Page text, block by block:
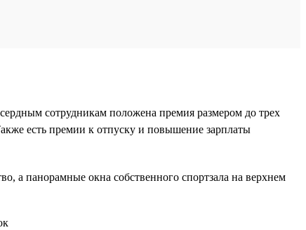
сотрудникам положена премия размером до трех
есть премии к отпуску и повышение зарплаты
а панорамные окна собственного спортзала на верхнем